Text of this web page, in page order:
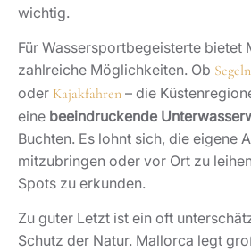
wichtig.
Für Wassersportbegeisterte bietet
zahlreiche Möglichkeiten. Ob Segeln
oder Kajakfahren – die
eine beeindruckende
Buchten. Es lohnt sich, die eigene
mitzubringen oder vor Ort zu
Spots zu erkunden.
Zu guter Letzt ist ein oft
Schutz der Natur. Mallorca legt